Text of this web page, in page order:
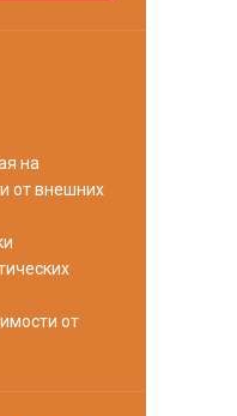
на
от внешних
от